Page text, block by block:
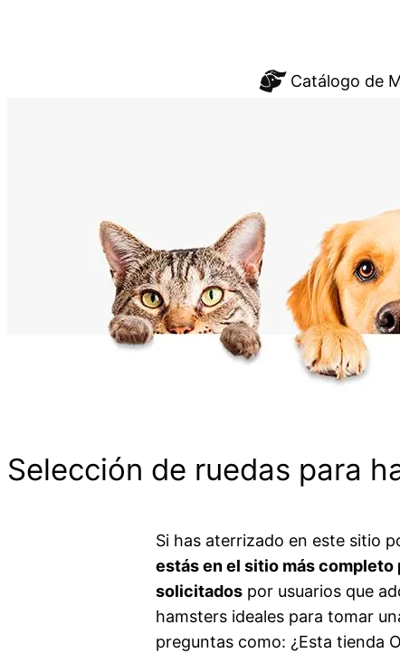
Catálogo de
Selección de ruedas para
Si has aterrizado en este sitio
estás en el sitio más completo
solicitados por usuarios que
hamsters ideales para tomar
preguntas como: ¿Esta tienda